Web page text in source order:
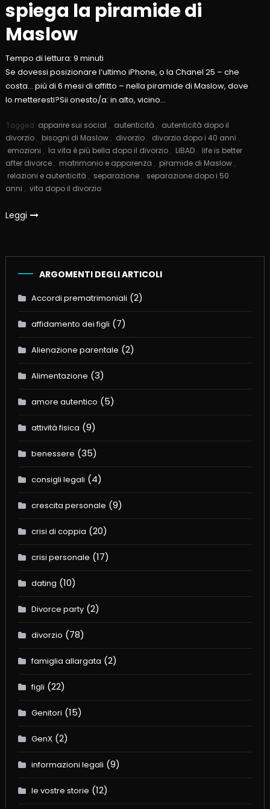
spiega la piramide di
Maslow
Tempo di lettura: 9 minuti
Se dovessi posizionare l’ultimo iPhone, o la Chanel 25 – che
costa… più di 6 mesi di affitto – nella piramide di Maslow, dove
lo metteresti?Sii onesto/a: in alto, vicino…
Tagged apparire sui social , autenticità , autenticità dopo il
divorzio , bisogni di Maslow , divorzio , divorzio dopo i 40 anni ,
emozioni , la vita è più bella dopo il divorzio , LIBAD , life is better
after divorce , matrimonio e apparenza , piramide di Maslow ,
relazioni e autenticità , separazione , separazione dopo i 50
anni , vita dopo il divorzio
Leggi
ARGOMENTI DEGLI ARTICOLI
Accordi prematrimoniali (2)
affidamento dei figli (7)
Alienazione parentale (2)
Alimentazione (3)
amore autentico (5)
attività fisica (9)
benessere (35)
consigli legali (4)
crescita personale (9)
crisi di coppia (20)
crisi personale (17)
dating (10)
Divorce party(2)
divorzio (78)
famiglia allargata (2)
figli (22)
Genitori (15)
GenX(2)
informazioni legali (9)
le vostre storie (12)